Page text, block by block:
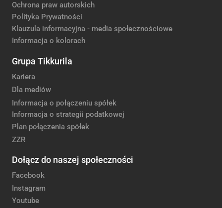
Ochrona praw autorskich
Polityka Prywatności
Klauzula informacyjna - media społecznościowe
Informacja o kolorach
Grupa Tikkurila
Kariera
Dla mediów
Informacja o połączeniu spółek
Informacja o strategii podatkowej
Plan połączenia spółek
ZZR
Dołącz do naszej społeczności
Facebook
Instagram
Youtube